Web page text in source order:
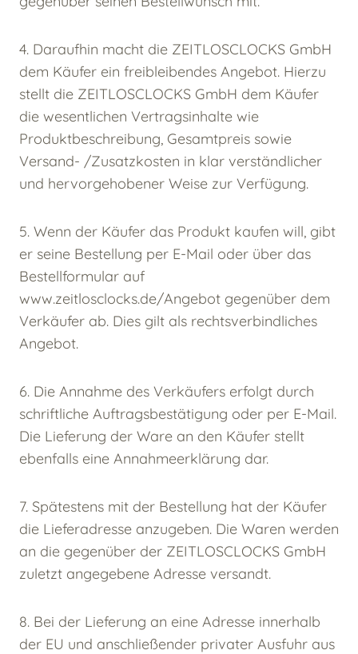
4. Daraufhin macht die ZEITLOSCLOCKS GmbH
dem Käufer ein freibleibendes Angebot. Hierzu
stellt die ZEITLOSCLOCKS GmbH dem Käufer
die wesentlichen Vertragsinhalte wie
Produktbeschreibung, Gesamtpreis sowie
Versand- /Zusatzkosten in klar verständlicher
und hervorgehobener Weise zur Verfügung.
5. Wenn der Käufer das Produkt kaufen will, gibt
er seine Bestellung per E-Mail oder über das
Bestellformular auf
www.zeitlosclocks.de/Angebot gegenüber dem
Verkäufer ab. Dies gilt als rechtsverbindliches
Angebot.
6. Die Annahme des Verkäufers erfolgt durch
schriftliche Auftragsbestätigung oder per E-Mail.
Die Lieferung der Ware an den Käufer stellt
ebenfalls eine Annahmeerklärung dar.
7. Spätestens mit der Bestellung hat der Käufer
die Lieferadresse anzugeben. Die Waren werden
an die gegenüber der ZEITLOSCLOCKS GmbH
zuletzt angegebene Adresse versandt.
8. Bei der Lieferung an eine Adresse innerhalb
der EU und anschließender privater Ausfuhr aus